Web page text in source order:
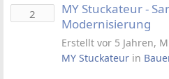
2
MY Stuckateur -
Modernisierung
Erstellt vor 5 Jahren,
MY Stuckateurin